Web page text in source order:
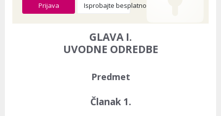
Prijava Isprobajte besplatno
GLAVA I.
UVODNE ODREDBE
Predmet
Članak 1.